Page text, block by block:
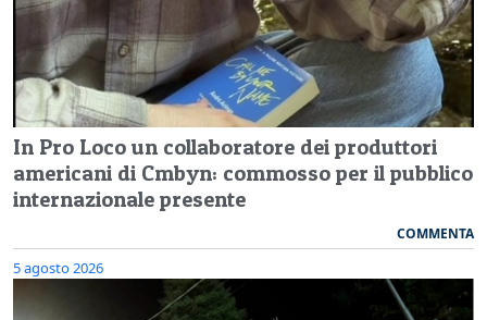
In Pro Loco un collaboratore dei produttori
americani di Cmbyn: commosso per il pubblico
internazionale presente
COMMENTA
5 agosto 2026